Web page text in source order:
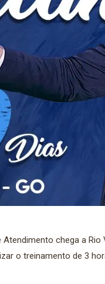
chega a
o treinamento de 3